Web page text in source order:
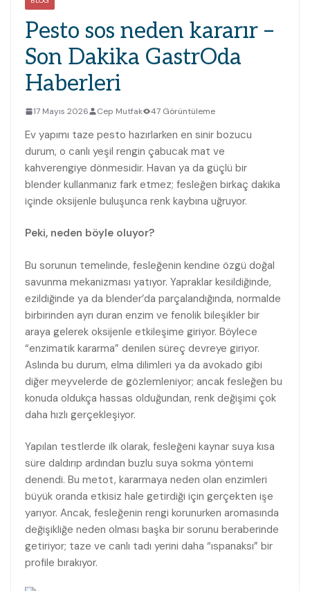
Pesto sos neden kararır –
Son Dakika GastrOda
Haberleri
17 Mayıs 2026 Cep Mutfak 47 Görüntüleme
Ev yapımı taze pesto hazırlarken en sinir bozucu
durum, o canlı yeşil rengin çabucak mat ve
kahverengiye dönmesidir. Havan ya da güçlü bir
blender kullanmanız fark etmez; fesleğen birkaç dakika
içinde oksijenle buluşunca renk kaybına uğruyor.
Peki, neden böyle oluyor?
Bu sorunun temelinde, fesleğenin kendine özgü doğal
savunma mekanizması yatıyor. Yapraklar kesildiğinde,
ezildiğinde ya da blender’da parçalandığında, normalde
birbirinden ayrı duran enzim ve fenolik bileşikler bir
araya gelerek oksijenle etkileşime giriyor. Böylece
“enzimatik kararma” denilen süreç devreye giriyor.
Aslında bu durum, elma dilimleri ya da avokado gibi
diğer meyvelerde de gözlemleniyor; ancak fesleğen bu
konuda oldukça hassas olduğundan, renk değişimi çok
daha hızlı gerçekleşiyor.
Yapılan testlerde ilk olarak, fesleğeni kaynar suya kısa
süre daldırıp ardından buzlu suya sokma yöntemi
denendi. Bu metot, kararmaya neden olan enzimleri
büyük oranda etkisiz hale getirdiği için gerçekten işe
yarıyor. Ancak, fesleğenin rengi korunurken aromasında
değişikliğe neden olması başka bir sorunu beraberinde
getiriyor; taze ve canlı tadı yerini daha “ıspanaksı” bir
profile bırakıyor.